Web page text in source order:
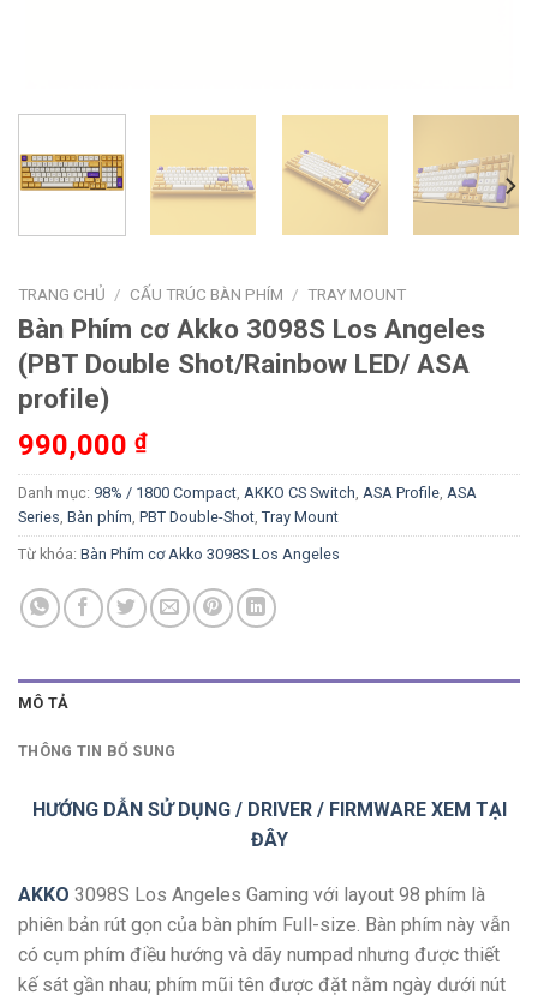
TRANG CHỦ / CẤU TRÚC BÀN PHÍM / TRAY MOUNT
Bàn Phím cơ Akko 3098S Los Angeles
(PBT Double Shot/Rainbow LED/ ASA
profile)
990,000 ₫
Danh mục: 98% / 1800 Compact, AKKO CS Switch, ASA Profile, ASA
Series, Bàn phím, PBT Double-Shot, Tray Mount
Từ khóa: Bàn Phím cơ Akko 3098S Los Angeles
MÔ TẢ
THÔNG TIN BỔ SUNG
HƯỚNG DẪN SỬ DỤNG / DRIVER / FIRMWARE XEM TẠI
ĐÂY
AKKO 3098S Los Angeles Gaming với layout 98 phím là
phiên bản rút gọn của bàn phím Full-size. Bàn phím này vẫn
có cụm phím điều hướng và dãy numpad nhưng được thiết
kế sát gần nhau; phím mũi tên được đặt nằm ngày dưới nút